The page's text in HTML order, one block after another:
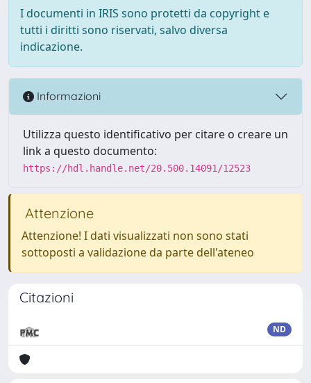
I documenti in IRIS sono protetti da copyright e
tutti i diritti sono riservati, salvo diversa
indicazione.
Informazioni
Utilizza questo identificativo per citare o creare un
link a questo documento:
https://hdl.handle.net/20.500.14091/12523
Attenzione
Attenzione! I dati visualizzati non sono stati
sottoposti a validazione da parte dell'ateneo
Citazioni
ND